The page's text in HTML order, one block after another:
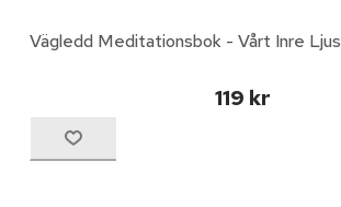
Vägledd Meditationsbok - Vårt Inre Ljus
119 kr